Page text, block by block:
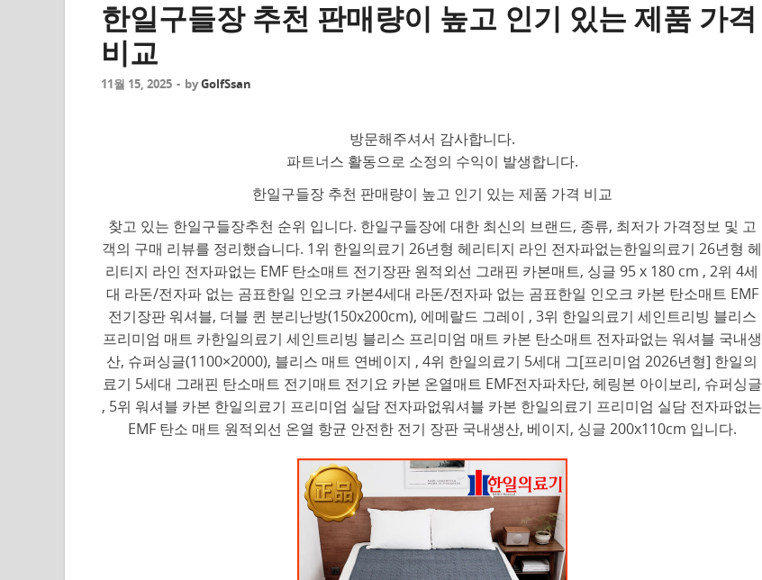
한일구들장 추천 판매량이 높고 인기 있는 제품 가격
비교
11월 15, 2025 - byGolfSsan
방문해주셔서 감사합니다.
파트너스 활동으로 소정의 수익이 발생합니다.
한일구들장 추천 판매량이 높고 인기 있는 제품 가격 비교
찾고 있는 한일구들장추천 순위 입니다. 한일구들장에 대한 최신의 브랜드, 종류, 최저가 가격정보 및 고
객의 구매 리뷰를 정리했습니다. 1위 한일의료기 26년형 헤리티지 라인 전자파없는한일의료기 26년형 헤
리티지 라인 전자파없는 EMF 탄소매트 전기장판 원적외선 그래핀 카본매트, 싱글 95 x 180 cm , 2위 4세
대 라돈/전자파 없는 곰표한일 인오크 카본4세대 라돈/전자파 없는 곰표한일 인오크 카본 탄소매트 EMF
전기장판 워셔블, 더블 퀸 분리난방(150x200cm), 에메랄드 그레이 , 3위 한일의료기 세인트리빙 블리스
프리미엄 매트 카한일의료기 세인트리빙 블리스 프리미엄 매트 카본 탄소매트 전자파없는 워셔블 국내생
산, 슈퍼싱글(1100×2000), 블리스 매트 연베이지 , 4위 한일의료기 5세대 그[프리미엄 2026년형] 한일의
료기 5세대 그래핀 탄소매트 전기매트 전기요 카본 온열매트 EMF전자파차단, 헤링본 아이보리, 슈퍼싱글
, 5위 워셔블 카본 한일의료기 프리미엄 실담 전자파없워셔블 카본 한일의료기 프리미엄 실담 전자파없는
EMF 탄소 매트 원적외선 온열 항균 안전한 전기 장판 국내생산, 베이지, 싱글 200x110cm 입니다.